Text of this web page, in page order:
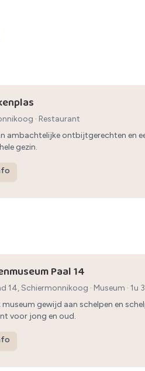
· Restaurant
ambachtelijke ontbijtgerechten en
gezin.
Paal 14
14, Schiermonnikoog · Museum
·
museum gewijd aan schelpen en
voor jong en oud.